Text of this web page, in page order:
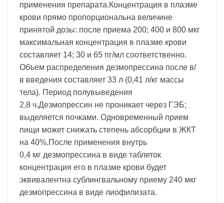
применения препарата.Концентрация в плазме
крови прямо пропорциональна величине
принятой дозы: после приема 200; 400 и 800 мкг
максимальная концентрация в плазме крови
составляет 14; 30 и 65 пг/мл соответственно.
Объем распределения дезмопрессина после в/
в введения составляет 33 л (0,41 л/кг массы
тела). Период полувыведения
2,8 ч.Дезмопрессин не проникает через ГЭБ;
выделяется почками. Одновременный прием
пищи может снижать степень абсорбции в ЖКТ
на 40%.После применения внутрь
0,4 мг дезмопрессина в виде таблеток
концентрация его в плазме крови будет
эквивалентна сублингвальному приему 240 мкг
дезмопрессина в виде лиофилизата.